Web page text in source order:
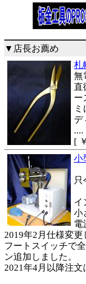
▼店長お薦め
札
無
直
ー
デ
....
[
小
只
イ
小
電
2019年2月仕様変更
フートスイッチで
ン追加しました。
2021年4月以降注